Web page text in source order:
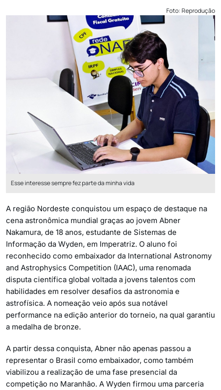
Foto: Reprodução
Esse interesse sempre fez parte da minha vida
A região Nordeste conquistou um espaço de destaque na
cena astronômica mundial graças ao jovem Abner
Nakamura, de 18 anos, estudante de Sistemas de
Informação da Wyden, em Imperatriz. O aluno foi
reconhecido como embaixador da International Astronomy
and Astrophysics Competition (IAAC), uma renomada
disputa científica global voltada a jovens talentos com
habilidades em resolver desafios da astronomia e
astrofísica. A nomeação veio após sua notável
performance na edição anterior do torneio, na qual garantiu
a medalha de bronze.
A partir dessa conquista, Abner não apenas passou a
representar o Brasil como embaixador, como também
viabilizou a realização de uma fase presencial da
competição no Maranhão. A Wyden firmou uma parceria